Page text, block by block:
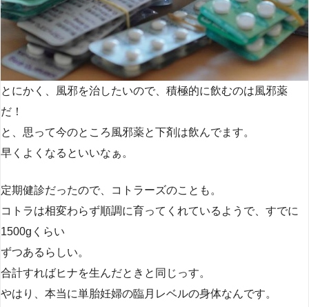
とにかく、風邪を治したいので、積極的に飲むのは風邪薬
だ！
と、思って今のところ風邪薬と下剤は飲んでます。
早くよくなるといいなぁ。
定期健診だったので、コトラーズのことも。
コトラは相変わらず順調に育ってくれているようで、すでに
1500gくらい
ずつあるらしい。
合計すればヒナを生んだときと同じっす。
やはり、本当に単胎妊婦の臨月レベルの身体なんです。